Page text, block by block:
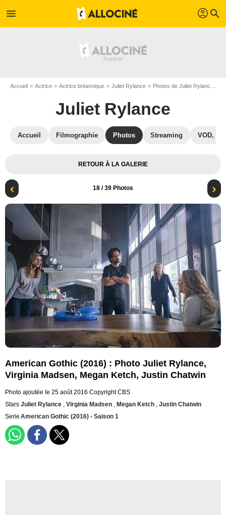
menu profil search
Accueil Actrice Actrice britannique Juliet Rylance Photos de Juliet Rylance
Juliet Rylance
Accueil Filmographie Photos Streaming VOD,
RETOUR À LA GALERIE
18 / 39 Photos
American Gothic (2016) : Photo Juliet Rylance,
Virginia Madsen, Megan Ketch, Justin Chatwin
Photo ajoutée le 25 août 2016 Copyright CBS
Stars Juliet Rylance , Virginia Madsen , Megan Ketch , Justin Chatwin
Serie American Gothic (2016) - Saison 1